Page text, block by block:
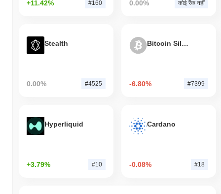
+11.42% #160 0.00% कोई रैंक नहीं
Stealth
0.00% #4525
Bitcoin Silver
-6.80% #7399
Hyperliquid
+3.79% #10
Cardano
-0.08% #18